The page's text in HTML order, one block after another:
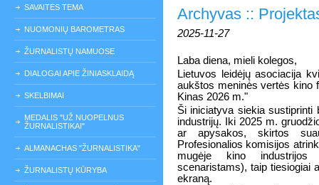
SAVAITĖS TEMA
NUOMONIŲ BAROMETRAS
ŽURNALISTŲ NAMUOSE
DIALOGAI APIE ŽINIASKLAIDĄ
SKELBIMAI
MEDALIS "UŽ NUOPELNUS
ŽURNALISTIKAI"
ALMANACHAS "ŽURNALISTIKA"
ŽURNALISTŲ KŪRYBA
Archyvas ::
2025-11-27
Laba diena, mieli kolegos,
Lietuvos leidėjų asociacija
aukštos meninės vertės kino
Kinas 2026 m."
Ši iniciatyva siekia sustiprinti
industrijų. Iki 2025 m.
ar apysakos, skirtos
Profesionalios komisijos
mugėje kino industrijos
scenaristams), taip tiesiogiai
ekraną.